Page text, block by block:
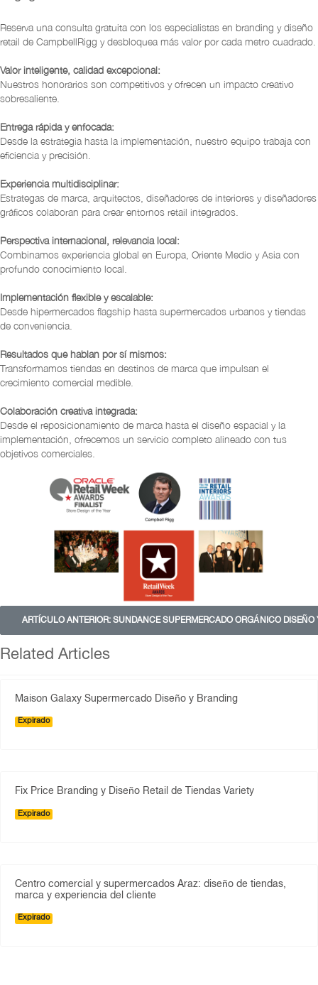
Reserva una consulta gratuita con los especialistas en branding y diseño
retail de CampbellRigg y desbloquea más valor por cada metro cuadrado.
Valor inteligente, calidad excepcional:
Nuestros honorarios son competitivos y ofrecen un impacto creativo
sobresaliente.
Entrega rápida y enfocada:
Desde la estrategia hasta la implementación, nuestro equipo trabaja con
eficiencia y precisión.
Experiencia multidisciplinar:
Estrategas de marca, arquitectos, diseñadores de interiores y diseñadores
gráficos colaboran para crear entornos retail integrados.
Perspectiva internacional, relevancia local:
Combinamos experiencia global en Europa, Oriente Medio y Asia con
profundo conocimiento local.
Implementación flexible y escalable:
Desde hipermercados flagship hasta supermercados urbanos y tiendas
de conveniencia.
Resultados que hablan por sí mismos:
Transformamos tiendas en destinos de marca que impulsan el
crecimiento comercial medible.
Colaboración creativa integrada:
Desde el reposicionamiento de marca hasta el diseño espacial y la
implementación, ofrecemos un servicio completo alineado con tus
objetivos comerciales.
ARTÍCULO ANTERIOR: SUNDANCE SUPERMERCADO ORGÁNICO
Related Articles
Maison Galaxy Supermercado Diseño y Branding
Expirado
Fix Price Branding y Diseño Retail de Tiendas Variety
Expirado
Centro comercial y supermercados Araz: diseño de tiendas,
marca y experiencia del cliente
Expirado